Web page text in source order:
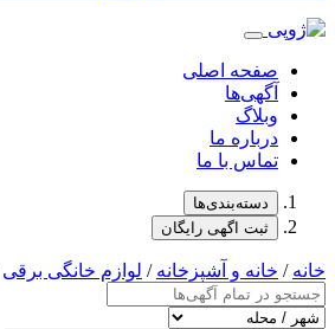
صفحه اصلی
آگهی‌ها
وبلاگ
درباره ما
تماس با ما
دسته‌بندی‌ها
ثبت اگهی رایگان
خانه / خانه و آشپزخانه / لوازم خانگی برقی